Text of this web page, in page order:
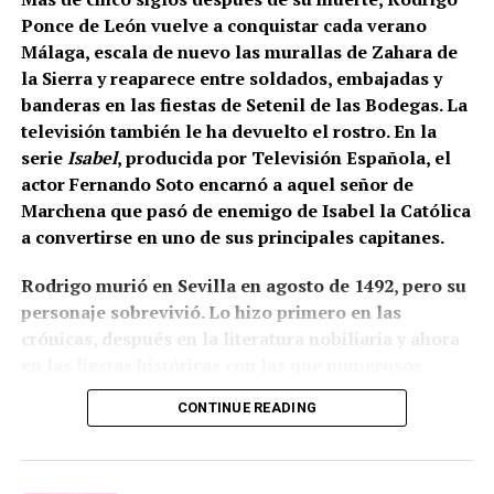
en la iglesia de San Miguel de Morón de la Frontera,
Juan de los Ríos Vallejo incluyó entre sus méritos
profesionales la reja del coro de San Juan de
Marchena, afirmando que en ella había contado con
la ayuda de su padre. También se atribuía una reja
para la capilla mayor de la misma iglesia
marchenera y otra obra destinada al sagrario de la
Casa Grande de San Francisco de Sevilla.
más correcto hablar del taller de los Ríos. Cristóbal
habría transmitido el oficio a sus hijos, mientras
Juan fue adquiriendo progresivamente mayor
una obra de juventud realizada bajo la dirección o
con la colaboración paterna. Los documentos
Ponce de León vuelve a conquistar cada verano
Málaga, escala de nuevo las murallas de Zahara de
la Sierra y reaparece entre soldados, embajadas y
banderas en las fiestas de Setenil de las Bodegas. La
televisión también le ha devuelto el rostro. En la
serieIsabel, producida por Televisión Española, el
actor Fernando Soto encarnó a aquel señor de
Marchena que pasó de enemigo de Isabel la Católica
a convertirse en uno de sus principales capitanes.
Rodrigo murió en Sevilla en agosto de 1492, pero su
personaje sobrevivió. Lo hizo primero en las
crónicas, después en la literatura nobiliaria y ahora
municipios andaluces reconstruyen su pasado. Como
el Cid, sigue ganando batallas después de muerto,
CONTINUE READING